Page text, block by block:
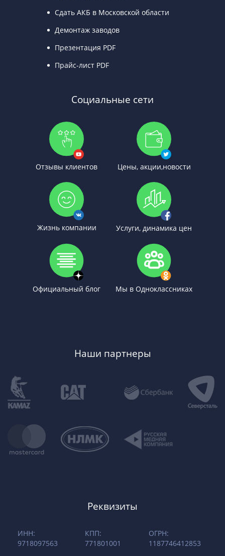
Сдать АКБ в Московской области
Демонтаж заводов
Презентация PDF
Прайс-лист PDF
Социальные сети
Отзывы клиентов Цены, акции,новости
Жизнь компании Услуги, динамика цен
Официальный блог Мы в Одноклассниках
Наши партнеры
Реквизиты
ИНН:
9718097563
КПП:
771801001
ОГРН:
1187746412853